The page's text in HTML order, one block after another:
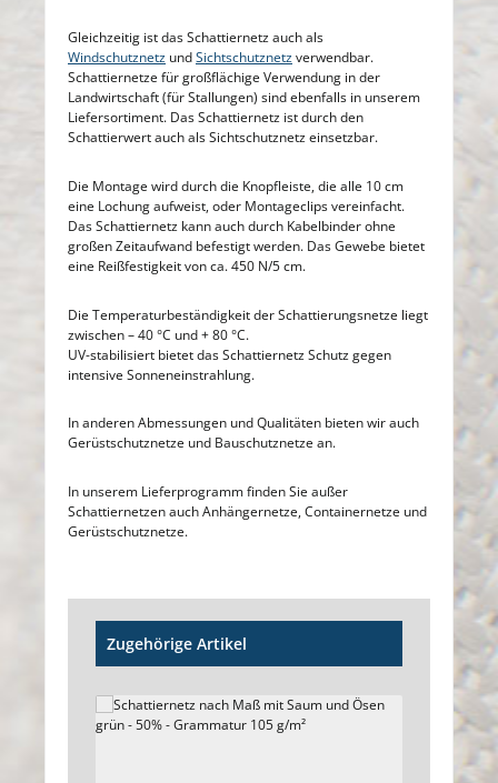
Gleichzeitig ist das Schattiernetz auch als
Windschutznetz undSichtschutznetzverwendbar.
Schattiernetze für großflächige Verwendung in der
Landwirtschaft (für Stallungen) sind ebenfalls in unserem
Liefersortiment. Das Schattiernetz ist durch den
Schattierwert auch als Sichtschutznetz einsetzbar.
Die Montage wird durch die Knopfleiste, die alle 10 cm
eine Lochung aufweist, oder Montageclips vereinfacht.
Das Schattiernetz kann auch durch Kabelbinder ohne
großen Zeitaufwand befestigt werden. Das Gewebe bietet
eine Reißfestigkeit von ca. 450 N/5 cm.
Die Temperaturbeständigkeit der Schattierungsnetze liegt
zwischen – 40 °C und + 80 °C.
UV-stabilisiert bietet das Schattiernetz Schutz gegen
intensive Sonneneinstrahlung.
In anderen Abmessungen und Qualitäten bieten wir auch
Gerüstschutznetze und Bauschutznetze an.
In unserem Lieferprogramm finden Sie außer
Schattiernetzen auch Anhängernetze, Containernetze und
Gerüstschutznetze.
Zugehörige Artikel